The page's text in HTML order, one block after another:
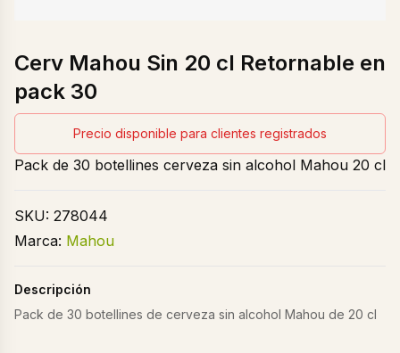
Cerv Mahou Sin 20 cl Retornable en
pack 30
Precio disponible para clientes registrados
Pack de 30 botellines cerveza sin alcohol Mahou 20 cl
SKU: 278044
Marca: Mahou
Descripción
Pack de 30 botellines de cerveza sin alcohol Mahou de 20 cl